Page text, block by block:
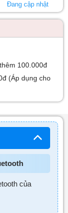
Đang cập nhật
100.000đ
(Áp dụng cho
của